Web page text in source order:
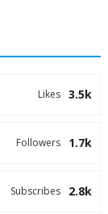
3.5k
Likes
1.7k
Followers
2.8k
Subscribes